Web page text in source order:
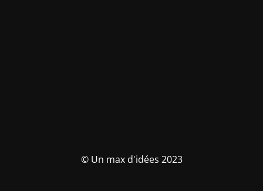
© Un max d'idées 2023